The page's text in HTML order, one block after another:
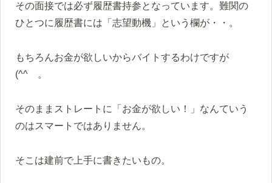
その面接では必ず履歴書持参となっています。難関の
ひとつに履歴書には「志望動機」という欄が・・。
もちろんお金が欲しいからバイトするわけですが
(^^ゞ。
そのままストレートに「お金が欲しい！」なんていう
のはスマートではありません。
そこは建前で上手に書きたいもの。